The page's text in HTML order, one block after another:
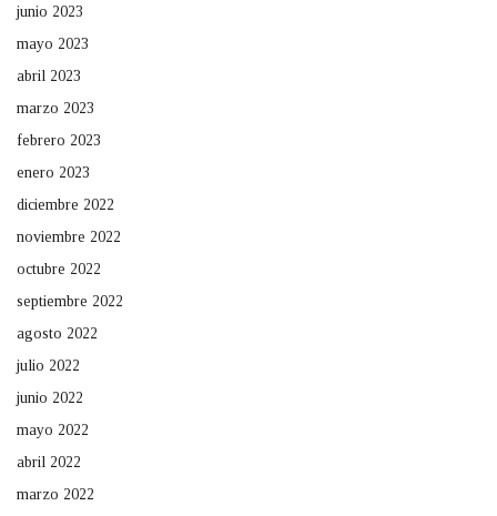
junio 2023
mayo 2023
abril 2023
marzo 2023
febrero 2023
enero 2023
diciembre 2022
noviembre 2022
octubre 2022
septiembre 2022
agosto 2022
julio 2022
junio 2022
mayo 2022
abril 2022
marzo 2022